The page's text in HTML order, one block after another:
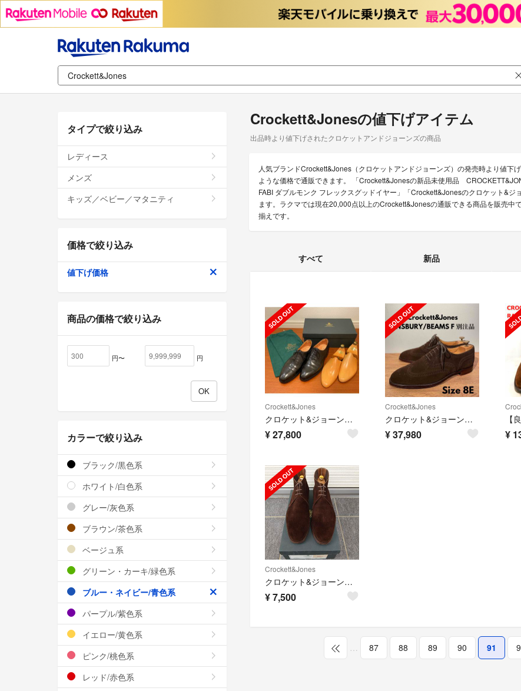
Crockett&Jonesの値下げアイテム
出品時より値下げされたクロケットアンドジョーンズの商品
人気ブランドCrockett&Jones（クロケットアンドジョーンズ）の発売時より値下
ような価格で通販できます。 「Crockett&Jonesの新品未使用品
FABI ダブルモンク フレックスグッドイヤー」「Crockett&Jonesのクロケット&
ます。ラクマでは現在20,000点以上のCrockett&Jonesの通販できる商品を販売
揃えです。
すべて 新品
Crockett&Jones
クロケット&ジョーンズ WESTFIELD 7E 純正シューツリー付
¥27,800
Crockett&Jones
クロケット&ジョーンズ FINSBURY フルブローグ 茶 8E BEAMS F
¥37,980 ¥
Crockett&Jones
クロケット&ジョーンズ CHUKKA
¥7,500
… 87 88 89 90 91
タイプで絞り込み
レディース
メンズ
キッズ／ベビー／マタニティ
価格で絞り込み
値下げ価格
商品の価格で絞り込み
円〜 円
カラーで絞り込み
ブラック/黒色系
ホワイト/白色系
グレー/灰色系
ブラウン/茶色系
ベージュ系
グリーン・カーキ/緑色系
ブルー・ネイビー/青色系
パープル/紫色系
イエロー/黄色系
ピンク/桃色系
レッド/赤色系